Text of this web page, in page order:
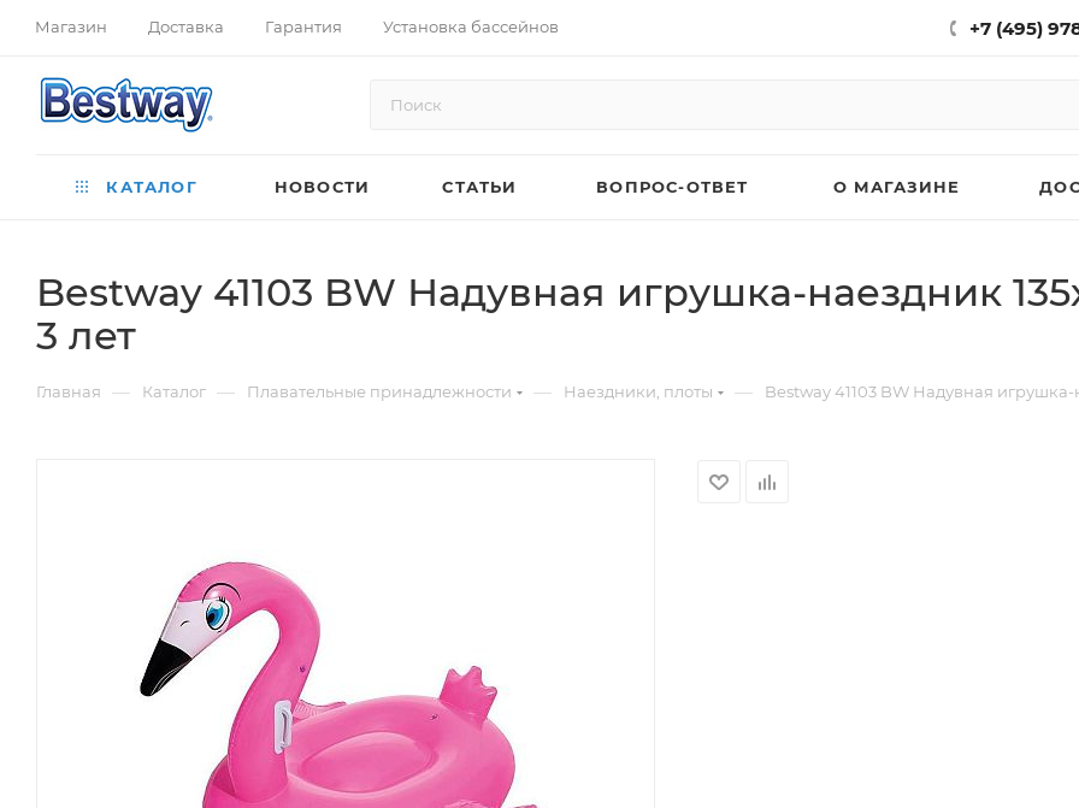
Магазин Доставка Гарантия Установка бассейнов +7 (495)
КАТАЛОГ НОВОСТИ СТАТЬИ ВОПРОС-ОТВЕТ О МАГАЗИНЕ
Bestway 41103 BW Надувная игрушка-наездник
3 лет
Главная — Каталог — Плавательные принадлежности — Наездники, плоты — Bestway 41103 BW Надувная игрушка-